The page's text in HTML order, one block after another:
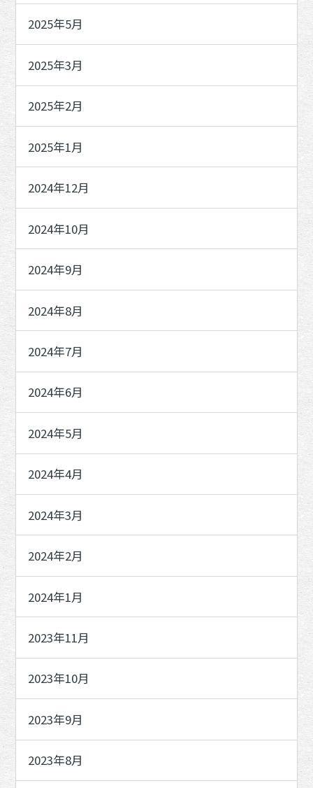
2025年5月
2025年3月
2025年2月
2025年1月
2024年12月
2024年10月
2024年9月
2024年8月
2024年7月
2024年6月
2024年5月
2024年4月
2024年3月
2024年2月
2024年1月
2023年11月
2023年10月
2023年9月
2023年8月